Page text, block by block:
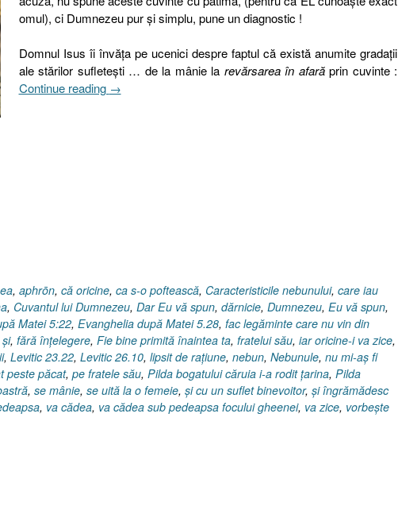
omul), ci Dumnezeu pur şi simplu, pune un diagnostic !
Domnul Isus îi învăţa pe ucenici despre faptul că există anumite gradaţii
ale stărilor sufleteşti … de la mânie la revărsarea în afarăprin cuvinte :
Continue reading „Pilda
12.13-
21”
→
, aphrōn, că oricine, ca s-o poftească, Caracteristicile nebunului, care iau
, Cuvantul lui Dumnezeu, Dar Eu vă spun, dărnicie, Dumnezeu, Eu vă spun,
Matei 5:22, Evanghelia după Matei 5.28, fac legăminte care nu vin din
, fără înţelegere, Fie bine primită înaintea ta, fratelui său, iar oricine-i va zice,
, Levitic 23.22, Levitic 26.10, lipsit de raţiune, nebun, Nebunule, nu mi-aş fi
peste păcat, pe fratele său, Pilda bogatului căruia i-a rodit ţarina, Pilda
, se mânie, se uită la o femeie, şi cu un suflet binevoitor, şi îngrămădesc
, va cădea, va cădea sub pedeapsa focului gheenei, va zice, vorbeşte